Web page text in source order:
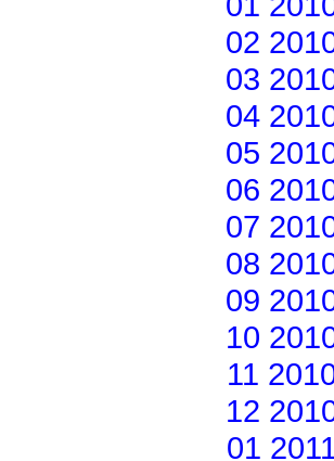
02
03
04
05
06
07
08
09
10
11
12
01